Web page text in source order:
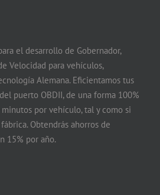
el desarrollo de Gobernador,
Velocidad para vehículos,
Alemana. Eficientamos tus
puerto OBDII, de una forma 100%
por vehículo, tal y como si
Obtendrás ahorros de
15% por año.